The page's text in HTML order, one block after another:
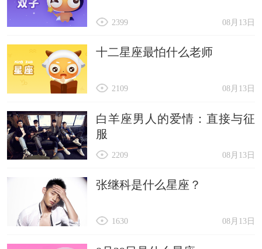
08月13日
2399
十二星座最怕什么老师
08月13日
2109
白羊座男人的爱情：直接与征
服
08月13日
2209
张继科是什么星座？
08月13日
1630